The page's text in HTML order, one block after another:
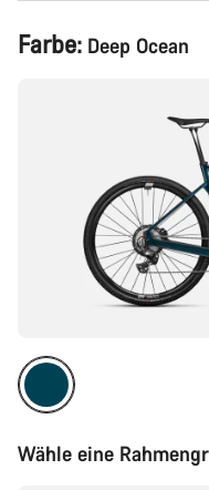
Produktkonfiguration
Farbe: Deep Ocean
Wähle eine